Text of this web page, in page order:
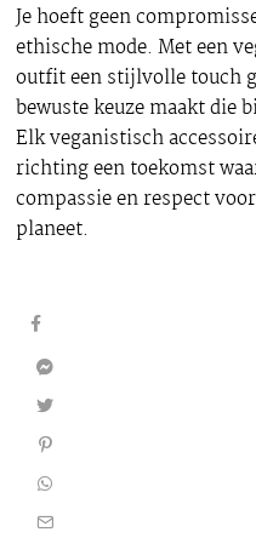
Je hoeft geen
ethische mode. Met een
outfit een stijlvolle touch
bewuste keuze maakt die
Elk veganistisch
richting een toekomst
compassie en respect
planeet.